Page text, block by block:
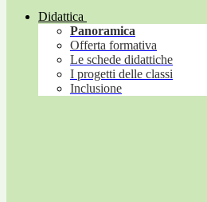
Didattica
Panoramica
Offerta formativa
Le schede didattiche
I progetti delle classi
Inclusione